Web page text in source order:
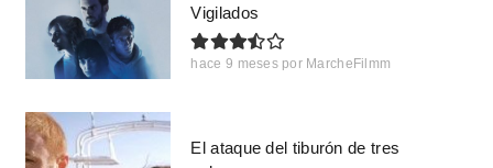
Vigilados
hace 9 meses por MarcheFilmm
El ataque del tiburón de tres